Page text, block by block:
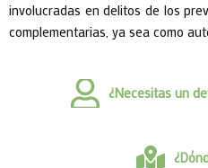
involucradas en delitos de los
complementarias, ya sea como
¿Necesitas un